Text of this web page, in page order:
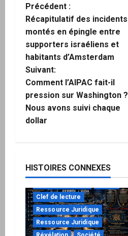
N
a
v
i
g
a
o
n
d
Précédent :
Récapitulatif des incidents
montés en épingle entre
supporters israéliens et
habitants d’Amsterdam
Suivant:
Comment l’AIPAC fait-il
pression sur Washington ?
Nous avons suivi chaque
dollar
HISTOIRES CONNEXES
Clef de lecture
Ressource Juridique
Ressource Juridique